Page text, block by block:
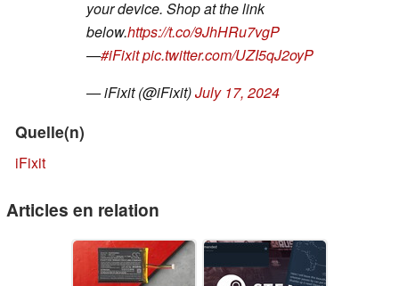
your device. Shop at the link
below.https://t.co/9JhHRu7vgP
—#iFixitpic.twitter.com/UZI5qJ2oyP
— iFixit (@iFixit)July 17, 2024
Quelle(n)
iFixit
Articles en relation